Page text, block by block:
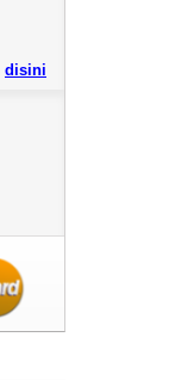
disini